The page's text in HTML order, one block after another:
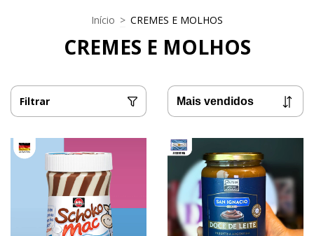
Início > CREMES E MOLHOS
CREMES E MOLHOS
Filtrar